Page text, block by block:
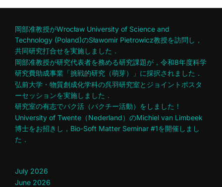
岡部准教授がWrocław University of Science and
Technology (Poland)のSławomir Pietrowicz教授を訪問し，
共同研究打合せを実施しました．
岡部准教授が研究代表者を務める研究課題が，令和8年度科学
研究費助成事業「挑戦的研究（萌芽）」に採択されました．
弘前大学・物質創成化学科の呉羽研究室とジョイントポスタ
ーセッションを実施しました．
研究室の有志でパク活（パクチー活動）をしました！
University of Twente（Nederland）のMichiel van Limbeek
博士をお招きし，Bio-Soft Matter Seminar #1を開催しまし
た．
July 2026
June 2026